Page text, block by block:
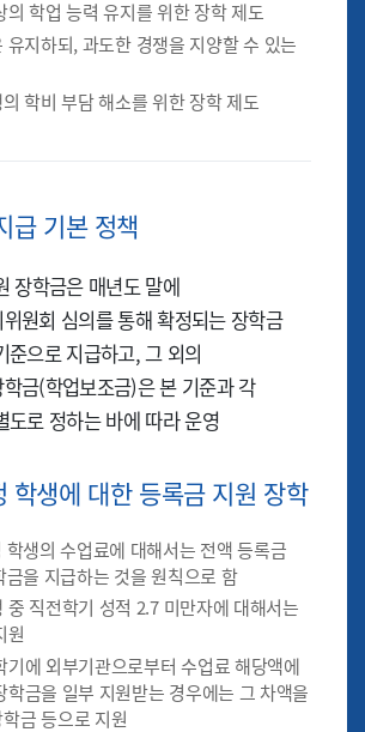
의 학업 능력 유지를 위한 장학 제도
유지하되, 과도한 경쟁을 지양할 수 있는
학비 부담 해소를 위한 장학 제도
급 기본 정책
장학금은 매년도 말에
원회 심의를 통해 확정되는 장학금
준으로 지급하고, 그 외의
금(학업보조금)은 본 기준과 각
도로 정하는 바에 따라 운영
학생에 대한 등록금 지원 장학
학생의 수업료에 대해서는 전액 등록금
금을 지급하는 것을 원칙으로 함
중 직전학기 성적 2.7 미만자에 대해서는
원
기에 외부기관으로부터 수업료 해당액에
학금을 일부 지원받는 경우에는 그 차액을
금 등으로 지원